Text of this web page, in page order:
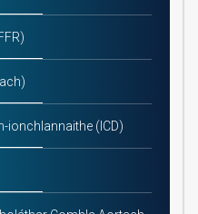
ionchlannaithe (ICD)